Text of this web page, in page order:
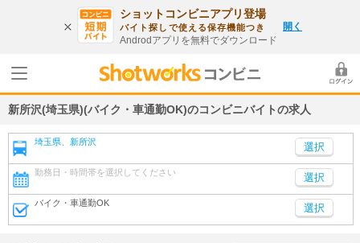
ショットコンビニアプリ登場
バイト探しで使える保存機能つき
Androdアプリを無料でダウンロード
開く
新所沢(埼玉県)(バイク・車通勤OK)のコンビニバイトの求人
埼玉県、新所沢
勤務日・時間帯を選択してください 選択
バイク・車通勤OK 選択